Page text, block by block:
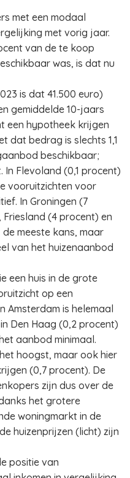
met een modaal
met vorig jaar.
van de te koop
was, is dat nu
is dat 41.500 euro)
gemiddelde 10-jaars
een hypotheek krijgen
dat bedrag is slechts 1,1
beschikbaar;
Flevoland (0,1 procent)
vooruitzichten voor
In Groningen (7
(4 procent) en
meeste kans, maar
van het huizenaanbod
een huis in de grote
op een
Amsterdam is helemaal
Den Haag (0,2 procent)
aanbod minimaal.
hoogst, maar ook hier
(0,7 procent). De
zijn dus over de
het grotere
woningmarkt in de
huizenprijzen (licht) zijn
positie van